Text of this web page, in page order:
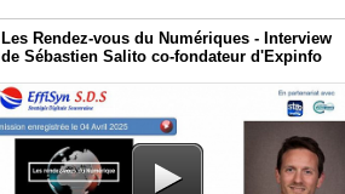
Les Rendez-vous du Numériques - Interview
de Sébastien Salito co-fondateur d'Expinfo